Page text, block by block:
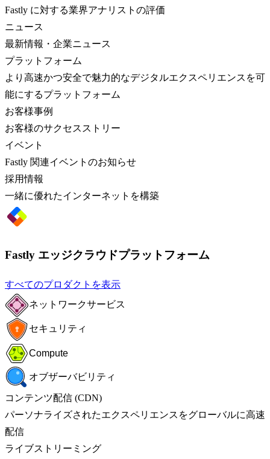
Fastly に対する業界アナリストの評価
ニュース
最新情報・企業ニュース
プラットフォーム
より高速かつ安全で魅力的なデジタルエクスペリエンスを可
能にするプラットフォーム
お客様事例
お客様のサクセスストリー
イベント
Fastly 関連イベントのお知らせ
採用情報
一緒に優れたインターネットを構築
Fastly エッジクラウドプラットフォーム
すべてのプロダクトを表示
ネットワークサービス
セキュリティ
Compute
オブザーバビリティ
コンテンツ配信 (CDN)
パーソナライズされたエクスペリエンスをグローバルに高速
配信
ライブストリーミング